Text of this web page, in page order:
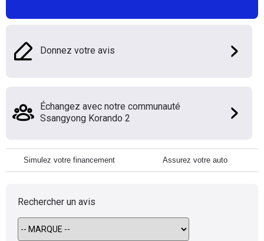
Donnez votre avis
Échangez avec notre communauté
Ssangyong Korando 2
Simulez votre financement Assurez votre auto
Rechercher un avis